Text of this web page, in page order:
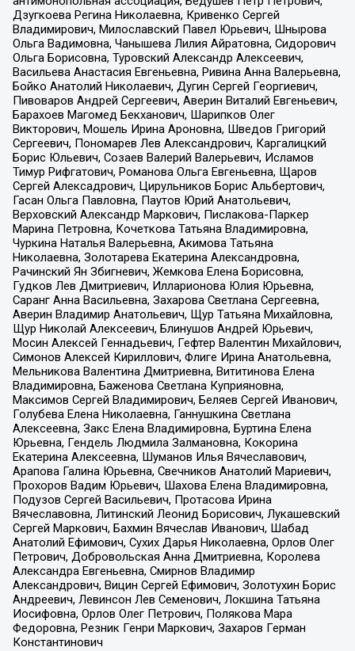
Дзугкоева Регина Николаевна, Кривенко Сергей
Владимирович, Милославский Павел Юрьевич, Шнырова
Ольга Вадимовна, Чанышева Лилия Айратовна, Сидорович
Ольга Борисовна, Туровский Александр Алексеевич,
Васильева Анастасия Евгеньевна, Ривина Анна Валерьевна,
Бойко Анатолий Николаевич, Дугин Сергей Георгиевич,
Пивоваров Андрей Сергеевич, Аверин Виталий Евгеньевич,
Барахоев Магомед Бекханович, Шарипков Олег
Викторович, Мошель Ирина Ароновна, Шведов Григорий
Сергеевич, Пономарев Лев Александрович, Каргалицкий
Борис Юльевич, Созаев Валерий Валерьевич, Исламов
Тимур Рифгатович, Романова Ольга Евгеньевна, Щаров
Сергей Алексадрович, Цирульников Борис Альбертович,
Гасан Ольга Павловна, Паутов Юрий Анатольевич,
Верховский Александр Маркович, Пислакова-Паркер
Марина Петровна, Кочеткова Татьяна Владимировна,
Чуркина Наталья Валерьевна, Акимова Татьяна
Николаевна, Золотарева Екатерина Александровна,
Рачинский Ян Збигневич, Жемкова Елена Борисовна,
Гудков Лев Дмитриевич, Илларионова Юлия Юрьевна,
Саранг Анна Васильевна, Захарова Светлана Сергеевна,
Аверин Владимир Анатольевич, Щур Татьяна Михайловна,
Щур Николай Алексеевич, Блинушов Андрей Юрьевич,
Мосин Алексей Геннадьевич, Гефтер Валентин Михайлович,
Симонов Алексей Кириллович, Флиге Ирина Анатольевна,
Мельникова Валентина Дмитриевна, Вититинова Елена
Владимировна, Баженова Светлана Куприяновна,
Максимов Сергей Владимирович, Беляев Сергей Иванович,
Голубева Елена Николаевна, Ганнушкина Светлана
Алексеевна, Закс Елена Владимировна, Буртина Елена
Юрьевна, Гендель Людмила Залмановна, Кокорина
Екатерина Алексеевна, Шуманов Илья Вячеславович,
Арапова Галина Юрьевна, Свечников Анатолий Мариевич,
Прохоров Вадим Юрьевич, Шахова Елена Владимировна,
Подузов Сергей Васильевич, Протасова Ирина
Вячеславовна, Литинский Леонид Борисович, Лукашевский
Сергей Маркович, Бахмин Вячеслав Иванович, Шабад
Анатолий Ефимович, Сухих Дарья Николаевна, Орлов Олег
Петрович, Добровольская Анна Дмитриевна, Королева
Александра Евгеньевна, Смирнов Владимир
Александрович, Вицин Сергей Ефимович, Золотухин Борис
Андреевич, Левинсон Лев Семенович, Локшина Татьяна
Иосифовна, Орлов Олег Петрович, Полякова Мара
Федоровна, Резник Генри Маркович, Захаров Герман
Константинович